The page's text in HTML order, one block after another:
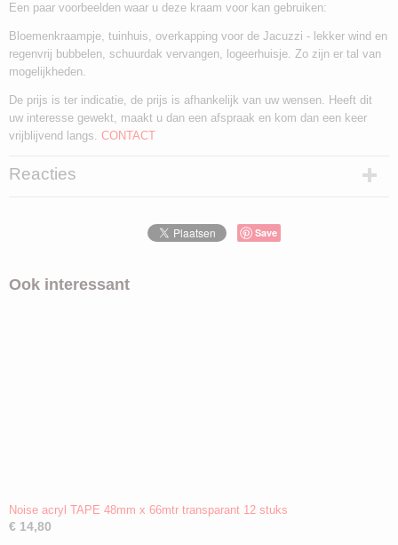
Een paar voorbeelden waar u deze kraam voor kan gebruiken:
Bloemenkraampje, tuinhuis, overkapping voor de Jacuzzi - lekker wind en
regenvrij bubbelen, schuurdak vervangen, logeerhuisje. Zo zijn er tal van
mogelijkheden.
De prijs is ter indicatie, de prijs is afhankelijk van uw wensen. Heeft dit
uw interesse gewekt, maakt u dan een afspraak en kom dan een keer
vrijblijvend langs. CONTACT
Reacties
Save
Ook interessant
Noise acryl TAPE 48mm x 66mtr transparant 12 stuks
€ 14,80